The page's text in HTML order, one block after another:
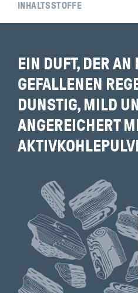
INHALTSSTOFFE
EIN DUFT, DER AN
GEFALLENEN
DUNSTIG, MILD
ANGEREICHERT